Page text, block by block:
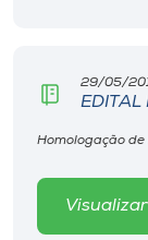
29/05/
Homologação de
Visualizar